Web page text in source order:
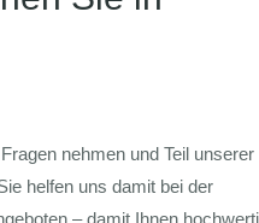
Deutschen 2030